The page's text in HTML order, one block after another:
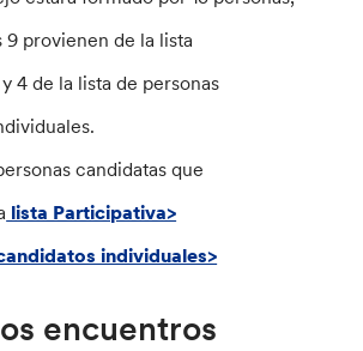
9 provienen de la lista
4 de la lista de personas
candidatas que
lista Participativa>
individuales>
encuentros